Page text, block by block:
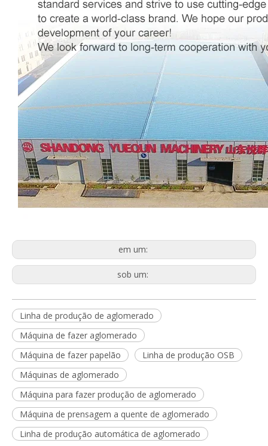
em um:
sob um:
Linha de produção de aglomerado
Máquina de fazer aglomerado
Máquina de fazer papelão
Linha de produção OSB
Máquinas de aglomerado
Máquina para fazer produção de aglomerado
Máquina de prensagem a quente de aglomerado
Linha de produção automática de aglomerado